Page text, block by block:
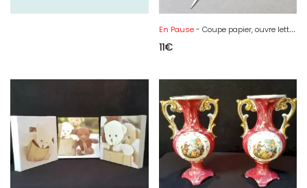
En Pause- Coupe papier, ouvre lettre en métal argenté orné du blason de Brest
11€